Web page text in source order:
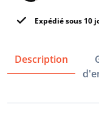
Expédié sous 10
Description